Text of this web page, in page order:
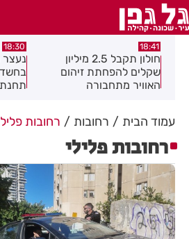
18:41
חולון תקבל 2.5 מיליון
שקלים להפחתת זיהום
האוויר מתחבורה
18:30
נעצר
עמוד הבית רחובות רחובות
רחובות פלילי